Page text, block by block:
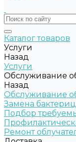
Каталог товаров
Услуги
Назад
Услуги
Обслуживание
Назад
Обслуживание
Замена
Подбор
Ремонт